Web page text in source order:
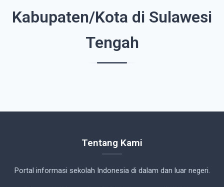
Kabupaten/Kota di Sulawesi
Tengah
Tentang Kami
Portal informasi sekolah Indonesia di dalam dan luar negeri.